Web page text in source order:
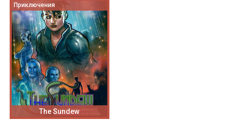
Приключения
The Sundew